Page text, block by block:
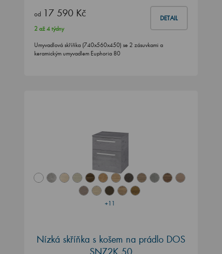
od 17 590 Kč DETAIL
2 až 4 týdny
Umyvadlová skříňka (740x560x450) se 2 zásuvkami a
keramickým umyvadlem Euphoria 80
+11
Nízká skříňka s košem na prádlo DOS
SNZ2K 50